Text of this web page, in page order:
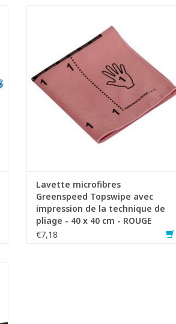
peluchant pas
- Idéale pour le nettoyage journalier de
tous les matériaux
- Rapide, efficace et nettoie sans traces
- Super durable
- Lavable à 90°C. Grâce au double ourlet,
la lavette conserve toujours sa forme
- Ave
AJOUTER AU PANIER
Lavette microfibres
Greenspeed Topswipe avec
impression de la technique de
pliage - 40 x 40 cm - ROUGE
€7,18